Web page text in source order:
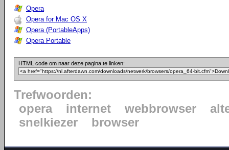
Opera
Opera for Mac OS X
Opera (PortableApps)
Opera Portable
HTML code om naar deze pagina te linken:
Trefwoorden:
opera
internet webbrowser
snelkiezer
browser